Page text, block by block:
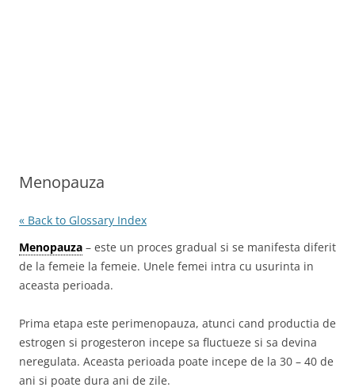
Menopauza
« Back to Glossary Index
Menopauza – este un proces gradual si se manifesta diferit
de la femeie la femeie. Unele femei intra cu usurinta in
aceasta perioada.
Prima etapa este perimenopauza, atunci cand productia de
estrogen si progesteron incepe sa fluctueze si sa devina
neregulata. Aceasta perioada poate incepe de la 30 – 40 de
ani si poate dura ani de zile.